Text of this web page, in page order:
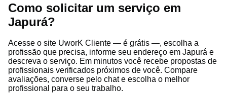
Como solicitar um serviço em
Japurá?
Acesse o site UworK Cliente — é grátis —, escolha a
profissão que precisa, informe seu endereço em Japurá e
descreva o serviço. Em minutos você recebe propostas de
profissionais verificados próximos de você. Compare
avaliações, converse pelo chat e escolha o melhor
profissional para o seu trabalho.